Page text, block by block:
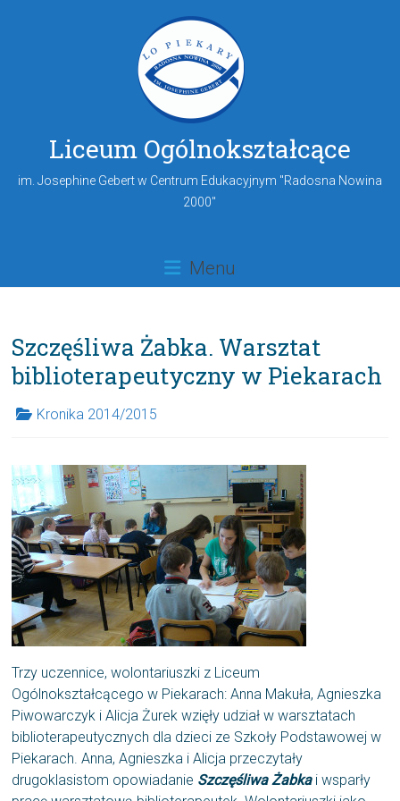
Liceum Ogólnokształcące
im. Josephine Gebert w Centrum Edukacyjnym "Radosna Nowina
2000"
Menu
Szczęśliwa Żabka. Warsztat
biblioterapeutyczny w Piekarach
Kronika 2014/2015
Trzy uczennice, wolontariuszki z Liceum
Ogólnokształcącego w Piekarach: Anna Makuła, Agnieszka
Piwowarczyk i Alicja Żurek wzięły udział w warsztatach
biblioterapeutycznych dla dzieci ze Szkoły Podstawowej w
Piekarach. Anna, Agnieszka i Alicja przeczytały
drugoklasistom opowiadanie Szczęśliwa Żabkai wsparły